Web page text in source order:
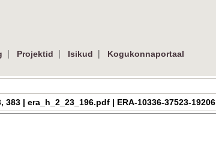
| Projektid | Isikud |
Kogukonnaportaal
383 | era_h_2_23_196.pdf | ERA-10336-37523-19206